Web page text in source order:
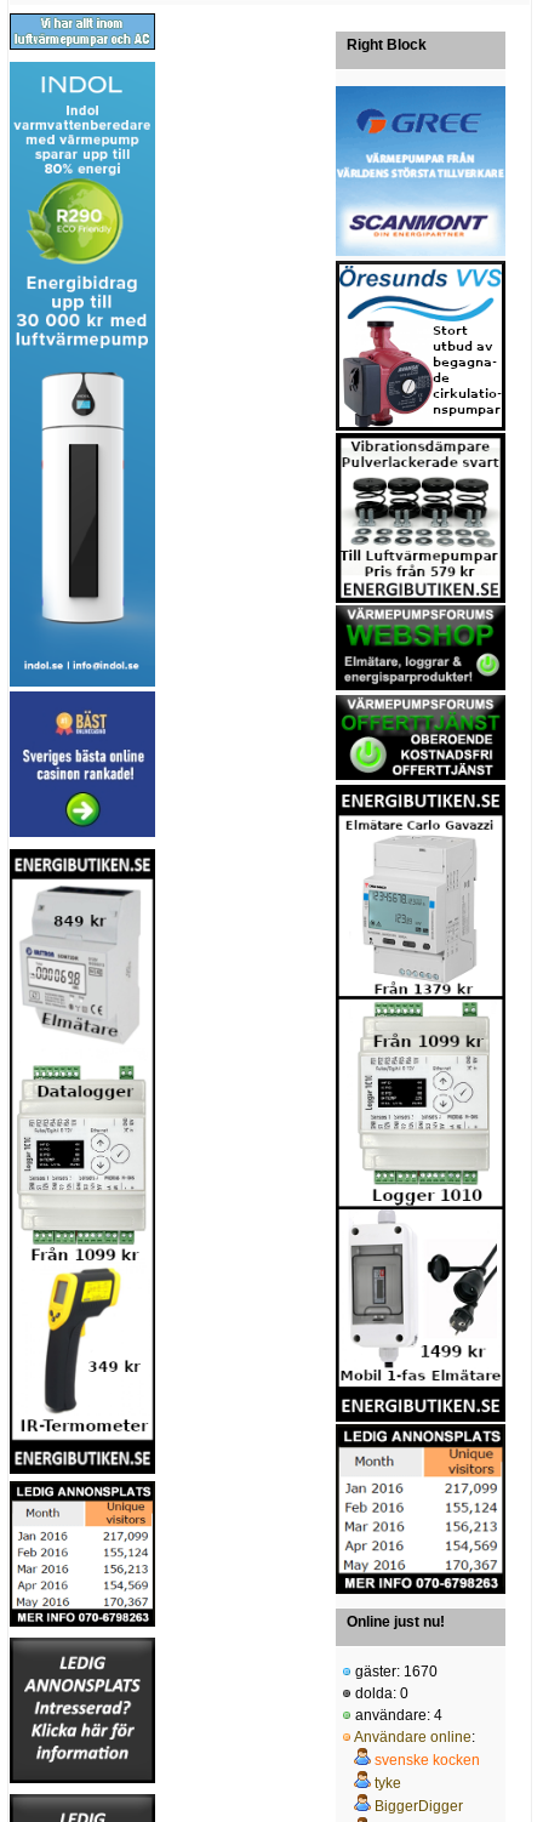
Right Block
Online just nu!
gäster: 1670
dolda: 0
användare: 4
Användare online:
svenske kocken
tyke
BiggerDigger